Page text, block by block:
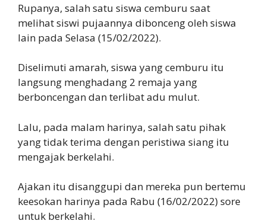
Rupanya, salah satu siswa cemburu saat
melihat siswi pujaannya dibonceng oleh siswa
lain pada Selasa (15/02/2022).
Diselimuti amarah, siswa yang cemburu itu
langsung menghadang 2 remaja yang
berboncengan dan terlibat adu mulut.
Lalu, pada malam harinya, salah satu pihak
yang tidak terima dengan peristiwa siang itu
mengajak berkelahi.
Ajakan itu disanggupi dan mereka pun bertemu
keesokan harinya pada Rabu (16/02/2022) sore
untuk berkelahi.